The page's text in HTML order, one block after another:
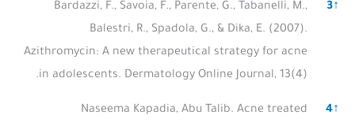
↑
3
Bardazzi, F., Savoia, F., Parente, G., Tabanelli, M.,
Balestri, R., Spadola, G., & Dika, E. (2007).
Azithromycin: A new therapeutical strategy for acne
in adolescents. Dermatology Online Journal, 13(4).
↑
4
Naseema Kapadia, Abu Talib. Acne treated